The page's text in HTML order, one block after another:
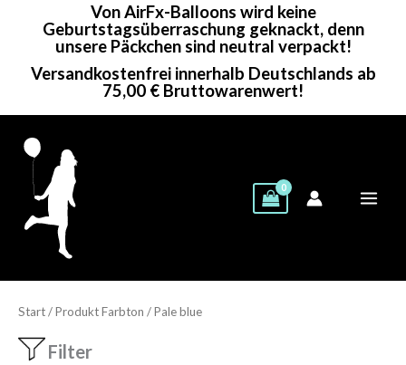
Von AirFx-Balloons wird keine
Geburtstagsüberraschung geknackt, denn
unsere Päckchen sind neutral verpackt!
Versandkostenfrei innerhalb Deutschlands ab
75,00 € Bruttowarenwert!
Start/ Produkt Farbton / Pale blue
Filter